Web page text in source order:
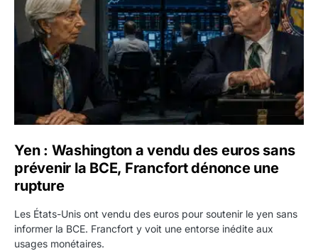
Yen : Washington a vendu des euros sans
prévenir la BCE, Francfort dénonce une
rupture
Les États-Unis ont vendu des euros pour soutenir le yen sans
informer la BCE. Francfort y voit une entorse inédite aux
usages monétaires.